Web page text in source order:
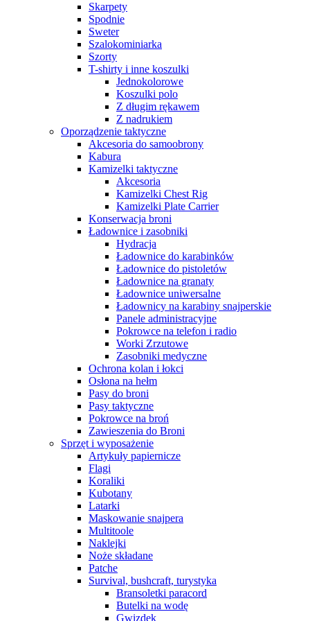
Skarpety
Spodnie
Sweter
Szalokominiarka
Szorty
T-shirty i inne koszulki
Jednokolorowe
Koszulki polo
Z długim rękawem
Z nadrukiem
Oporządzenie taktyczne
Akcesoria do samoobrony
Kabura
Kamizelki taktyczne
Akcesoria
Kamizelki Chest Rig
Kamizelki Plate Carrier
Konserwacja broni
Ładownice i zasobniki
Hydracja
Ładownice do karabinków
Ładownice do pistoletów
Ładownice na granaty
Ładownice uniwersalne
Ładownicy na karabiny snajperskie
Panele administracyjne
Pokrowce na telefon i radio
Worki Zrzutowe
Zasobniki medyczne
Ochrona kolan i łokci
Osłona na hełm
Pasy do broni
Pasy taktyczne
Pokrowce na broń
Zawieszenia do Broni
Sprzęt i wyposażenie
Artykuły papiernicze
Flagi
Koraliki
Kubotany
Latarki
Maskowanie snajpera
Multitoole
Naklejki
Noże składane
Patche
Survival, bushcraft, turystyka
Bransoletki paracord
Butelki na wodę
Gwizdek